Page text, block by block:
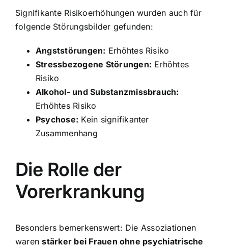
Signifikante Risikoerhöhungen wurden auch für
folgende Störungsbilder gefunden:
Angststörungen: Erhöhtes Risiko
Stressbezogene Störungen: Erhöhtes
Risiko
Alkohol- und Substanzmissbrauch:
Erhöhtes Risiko
Psychose: Kein signifikanter
Zusammenhang
Die Rolle der
Vorerkrankung
Besonders bemerkenswert: Die Assoziationen
warenstärker bei Frauen ohne psychiatrische